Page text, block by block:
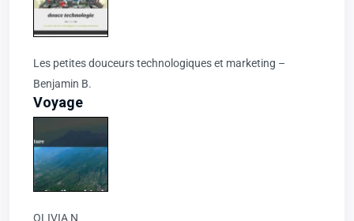
Les petites douceurs technologiques et marketing –
Benjamin B.
Voyage
OLIVIA N